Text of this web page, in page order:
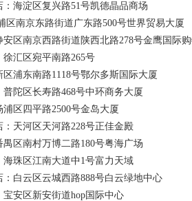
海淀区复兴路51号凯德晶品商场
南京东路街道广东路500号世界贸易大厦
南京西路街道陕西北路278号金鹰国际
汇区宛平南路265号
东南路1118号鄂尔多斯国际大厦
区长寿路468号中环商务大厦
区四平路2500号金岛大厦
天河区天河路228号正佳金殿
南村万博二路180号粤海广场
珠区江南大道中1号富力天域
云区云城西路888号白云绿地中心
安区新安街道hop国际中心